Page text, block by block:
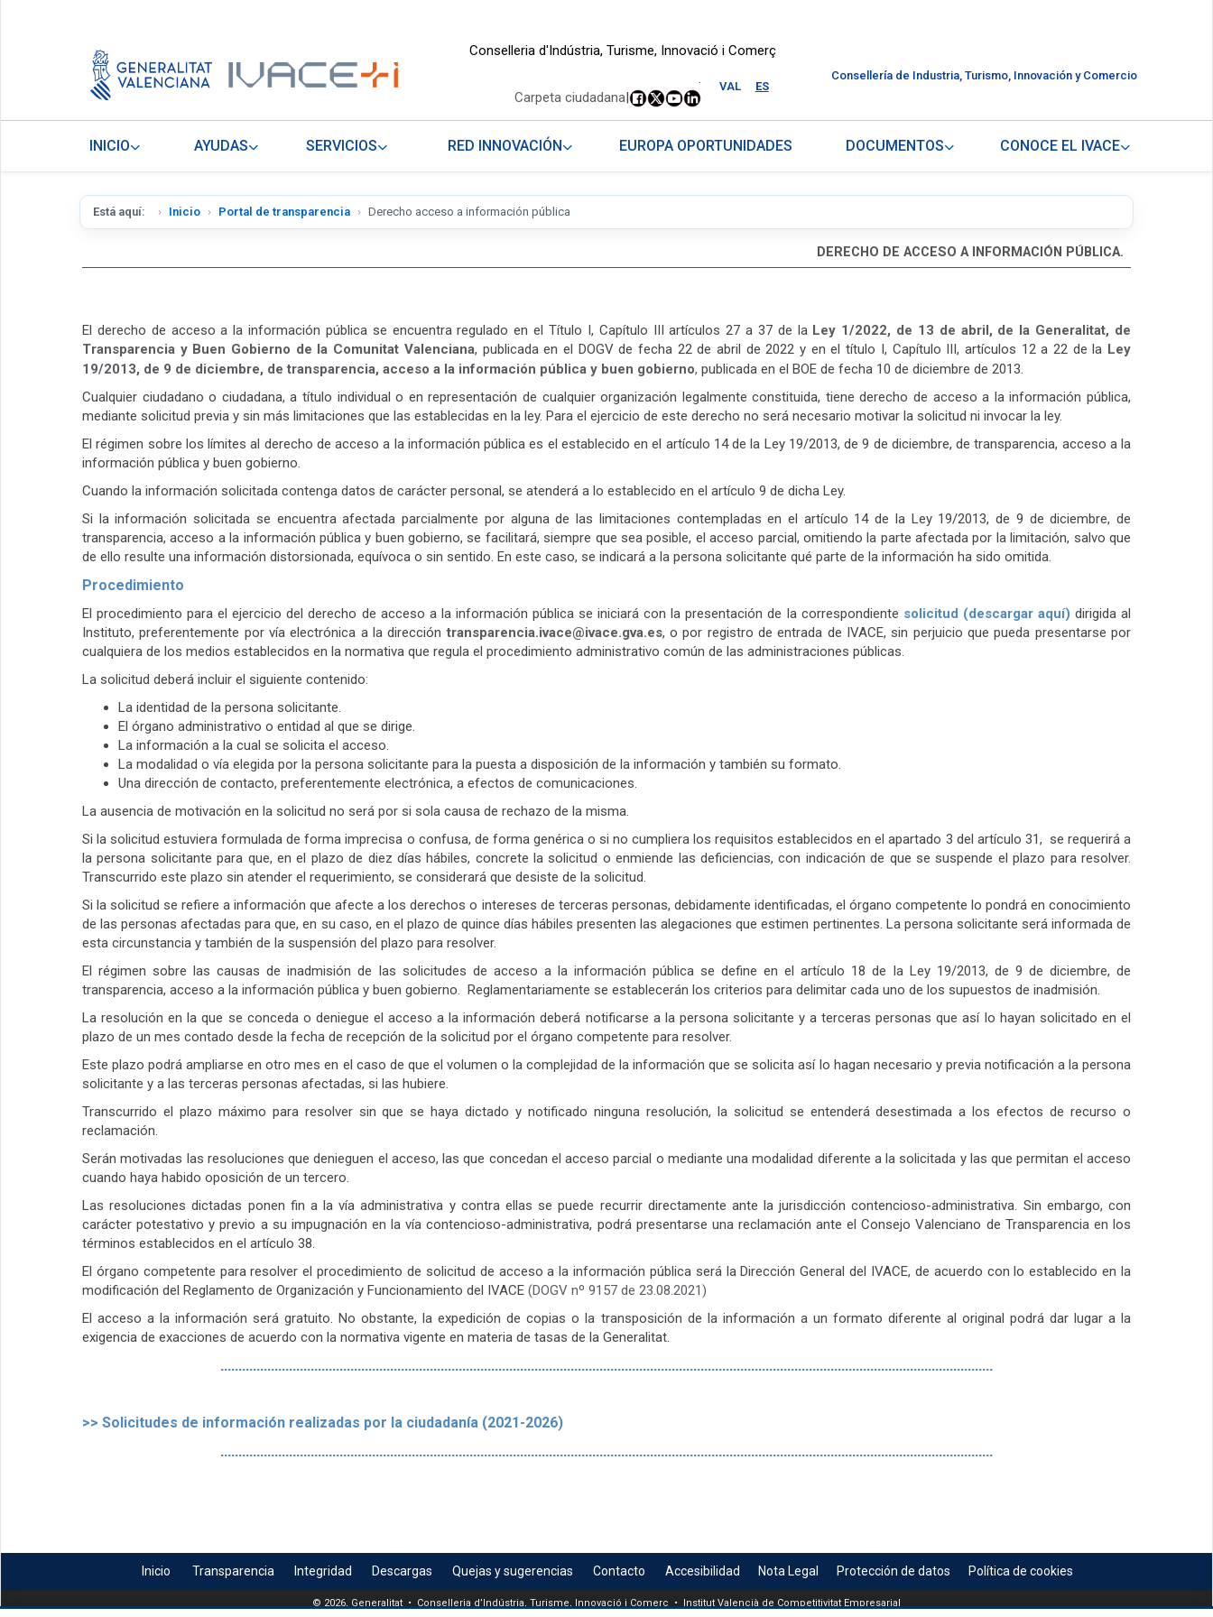
Conselleria d'Indústria, Turisme, Innovació i Comerç
VAL ES
.
Carpeta ciudadana|
Consellería de Industria, Turismo, Innovación y Comercio
INICIO AYUDAS SERVICIOS RED INNOVACIÓN EUROPA OPORTUNIDADES DOCUMENTOS CONOCE EL IVACE
Está aquí: Inicio Portal de transparencia Derecho acceso a información pública
DERECHO DE ACCESO A INFORMACIÓN PÚBLICA.
El derecho de acceso a la información pública se encuentra regulado en el Título I, Capítulo III artículos 27 a 37 de la Ley 1/2022, de 13 de abril, de la Generalitat, de
Transparencia y Buen Gobierno de la Comunitat Valenciana, publicada en el DOGV de fecha 22 de abril de 2022 y en el título I, Capítulo III, artículos 12 a 22 de la Ley
19/2013, de 9 de diciembre, de transparencia, acceso a la información pública y buen gobierno, publicada en el BOE de fecha 10 de diciembre de 2013.
Cualquier ciudadano o ciudadana, a título individual o en representación de cualquier organización legalmente constituida, tiene derecho de acceso a la información pública,
mediante solicitud previa y sin más limitaciones que las establecidas en la ley. Para el ejercicio de este derecho no será necesario motivar la solicitud ni invocar la ley.
El régimen sobre los límites al derecho de acceso a la información pública es el establecido en el artículo 14 de la Ley 19/2013, de 9 de diciembre, de transparencia, acceso a la
información pública y buen gobierno.
Cuando la información solicitada contenga datos de carácter personal, se atenderá a lo establecido en el artículo 9 de dicha Ley.
Si la información solicitada se encuentra afectada parcialmente por alguna de las limitaciones contempladas en el artículo 14 de la Ley 19/2013, de 9 de diciembre, de
transparencia, acceso a la información pública y buen gobierno, se facilitará, siempre que sea posible, el acceso parcial, omitiendo la parte afectada por la limitación, salvo que
de ello resulte una información distorsionada, equívoca o sin sentido. En este caso, se indicará a la persona solicitante qué parte de la información ha sido omitida.
Procedimiento
El procedimiento para el ejercicio del derecho de acceso a la información pública se iniciará con la presentación de la correspondiente solicitud (descargar aquí) dirigida al
Instituto, preferentemente por vía electrónica a la dirección transparencia.ivace@ivace.gva.es, o por registro de entrada de IVACE, sin perjuicio que pueda presentarse por
cualquiera de los medios establecidos en la normativa que regula el procedimiento administrativo común de las administraciones públicas.
La solicitud deberá incluir el siguiente contenido:
La identidad de la persona solicitante.
El órgano administrativo o entidad al que se dirige.
La información a la cual se solicita el acceso.
La modalidad o vía elegida por la persona solicitante para la puesta a disposición de la información y también su formato.
Una dirección de contacto, preferentemente electrónica, a efectos de comunicaciones.
La ausencia de motivación en la solicitud no será por si sola causa de rechazo de la misma.
Si la solicitud estuviera formulada de forma imprecisa o confusa, de forma genérica o si no cumpliera los requisitos establecidos en el apartado 3 del artículo 31, se requerirá a
la persona solicitante para que, en el plazo de diez días hábiles, concrete la solicitud o enmiende las deficiencias, con indicación de que se suspende el plazo para resolver.
Transcurrido este plazo sin atender el requerimiento, se considerará que desiste de la solicitud.
Si la solicitud se refiere a información que afecte a los derechos o intereses de terceras personas, debidamente identificadas, el órgano competente lo pondrá en conocimiento
de las personas afectadas para que, en su caso, en el plazo de quince días hábiles presenten las alegaciones que estimen pertinentes. La persona solicitante será informada de
esta circunstancia y también de la suspensión del plazo para resolver.
El régimen sobre las causas de inadmisión de las solicitudes de acceso a la información pública se define en el artículo 18 de la Ley 19/2013, de 9 de diciembre, de
transparencia, acceso a la información pública y buen gobierno. Reglamentariamente se establecerán los criterios para delimitar cada uno de los supuestos de inadmisión.
La resolución en la que se conceda o deniegue el acceso a la información deberá notificarse a la persona solicitante y a terceras personas que así lo hayan solicitado en el
plazo de un mes contado desde la fecha de recepción de la solicitud por el órgano competente para resolver.
Este plazo podrá ampliarse en otro mes en el caso de que el volumen o la complejidad de la información que se solicita así lo hagan necesario y previa notificación a la persona
solicitante y a las terceras personas afectadas, si las hubiere.
Transcurrido el plazo máximo para resolver sin que se haya dictado y notificado ninguna resolución, la solicitud se entenderá desestimada a los efectos de recurso o
reclamación.
Serán motivadas las resoluciones que denieguen el acceso, las que concedan el acceso parcial o mediante una modalidad diferente a la solicitada y las que permitan el acceso
cuando haya habido oposición de un tercero.
Las resoluciones dictadas ponen fin a la vía administrativa y contra ellas se puede recurrir directamente ante la jurisdicción contencioso-administrativa. Sin embargo, con
carácter potestativo y previo a su impugnación en la vía contencioso-administrativa, podrá presentarse una reclamación ante el Consejo Valenciano de Transparencia en los
términos establecidos en el artículo 38.
El órgano competente para resolver el procedimiento de solicitud de acceso a la información pública será la Dirección General del IVACE, de acuerdo con lo establecido en la
modificación del Reglamento de Organización y Funcionamiento del IVACE (DOGV nº 9157 de 23.08.2021)
El acceso a la información será gratuito. No obstante, la expedición de copias o la transposición de la información a un formato diferente al original podrá dar lugar a la
exigencia de exacciones de acuerdo con la normativa vigente en materia de tasas de la Generalitat.
......................................................................................................................................................................................................................
>> Solicitudes de información realizadas por la ciudadanía (2021-2026)
......................................................................................................................................................................................................................
Inicio Transparencia Integridad Descargas Quejas y sugerencias Contacto Accesibilidad Nota Legal Protección de datos Política de cookies
© 2026, Generalitat • Conselleria d’Indústria, Turisme, Innovació i Comerç • Institut Valencià de Competitivitat Empresarial